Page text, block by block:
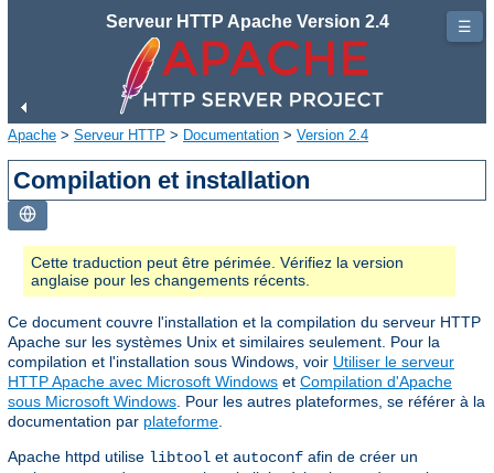
Serveur HTTP Apache Version 2.4
Apache > Serveur HTTP > Documentation > Version 2.4
Compilation et installation
Cette traduction peut être périmée. Vérifiez la version
anglaise pour les changements récents.
Ce document couvre l'installation et la compilation du serveur HTTP
Apache sur les systèmes Unix et similaires seulement. Pour la
compilation et l'installation sous Windows, voir Utiliser le serveur
HTTP Apache avec Microsoft Windows et Compilation d'Apache
sous Microsoft Windows . Pour les autres plateformes, se référer à la
documentation par plateforme
Apache httpd utilise libtool et autoconf afin de créer un
☰